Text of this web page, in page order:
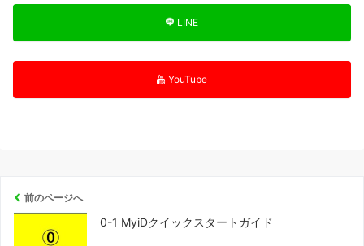
LINE
YouTube
前のページへ
0-1 MyiDクイックスタートガイド